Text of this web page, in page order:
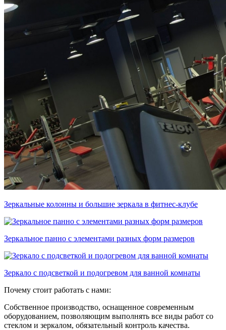
Зеркальные колонны и большие зеркала в фитнес-клубе
Зеркальное панно с элементами разных форм размеров
Зеркало с подсветкой и подогревом для ванной комнаты
Почему стоит работать с нами:
Собственное производство, оснащенное современным
оборудованием, позволяющим выполнять все виды работ со
стеклом и зеркалом, обязательный контроль качества.